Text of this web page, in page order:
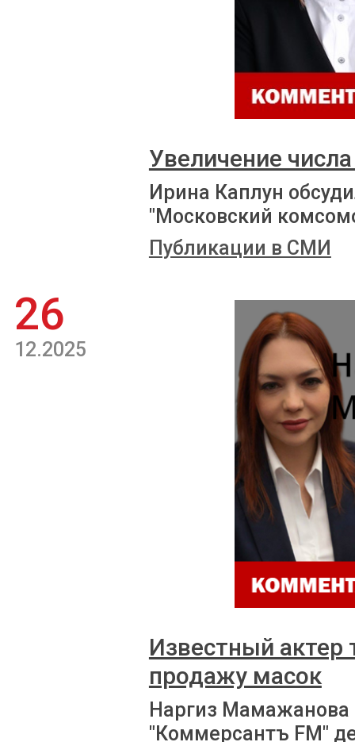
Увеличение
Ирина Каплун
"Московский
Публикации в СМИ
26
12.2025
Известный актер
продажу масок
Наргиз Мамажанова
"Коммерсантъ FM"